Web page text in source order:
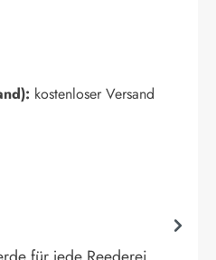
kostenloser Versand